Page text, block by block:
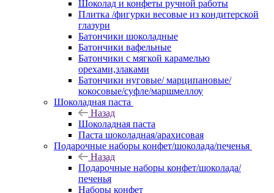
Шоколад и конфеты ручной работы
Плитка /фигурки весовые из кондитерской
глазури
Батончики шоколадные
Батончики вафельные
Батончики с мягкой карамелью
орехами,злаками
Батончики нуговые/ марципановые/
кокосовые/суфле/маршмеллоу
Шоколадная паста
Назад
Шоколадная паста
Паста шоколадная/арахисовая
Подарочные наборы конфет/шоколада/печенья
Назад
Подарочные наборы конфет/шоколада/
печенья
Наборы конфет